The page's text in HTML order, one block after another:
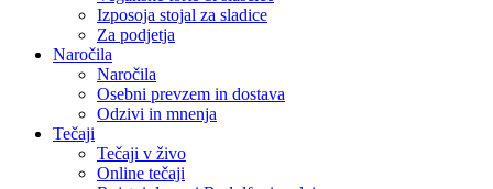
Izposoja stojal za sladice
Za podjetja
Naročila
Naročila
Osebni prevzem in dostava
Odzivi in mnenja
Tečaji
Tečaji v živo
Online tečaji